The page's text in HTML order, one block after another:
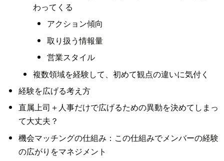
わってくる
アクション傾向
取り扱う情報量
営業スタイル
複数領域を経験して、初めて観点の違いに気付く
経験を広げる考え方
直属上司＋人事だけで広げるための異動を決めてしまっ
て大丈夫？
機会マッチングの仕組み：この仕組みでメンバーの経験
の広がりをマネジメント